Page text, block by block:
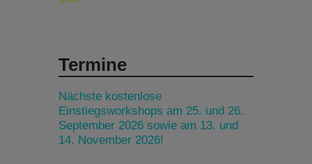
Termine
Nächste kostenlose
Einstiegsworkshops am 25. und 26.
September 2026 sowie am 13. und
14. November 2026!